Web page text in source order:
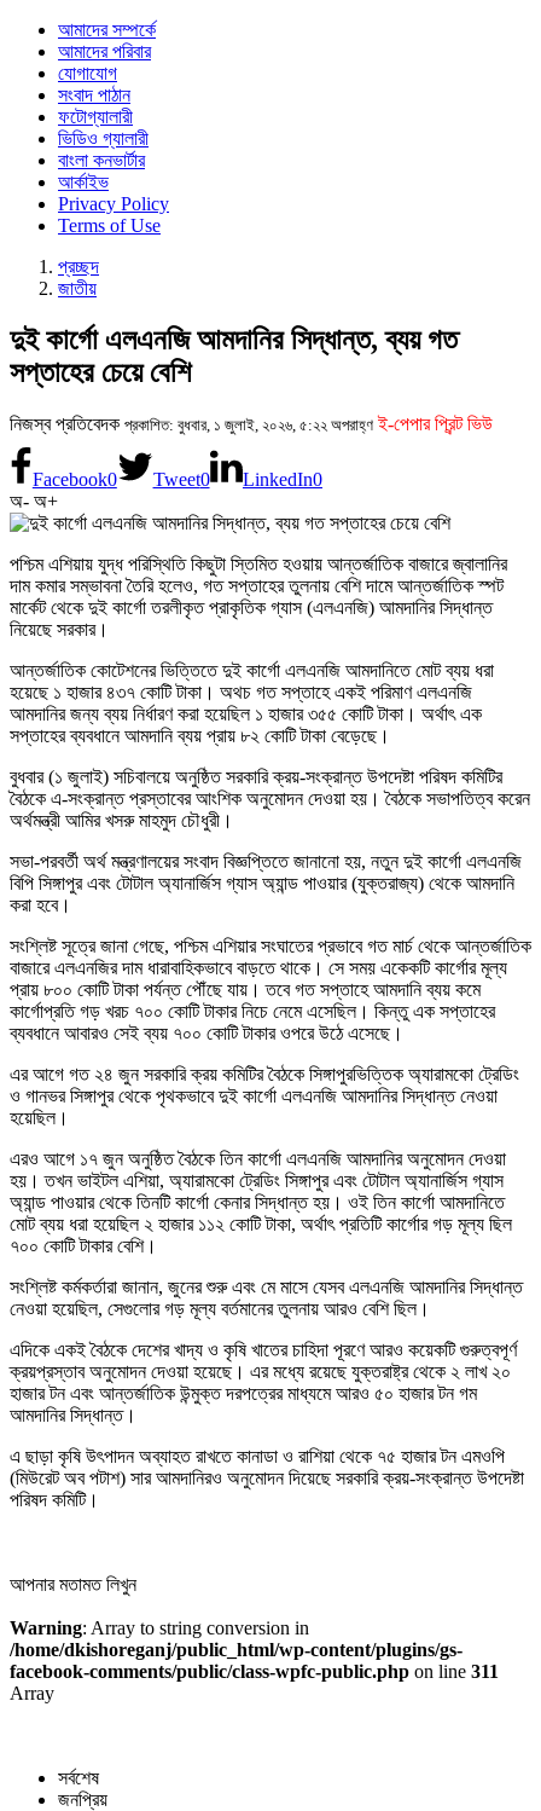
আমাদের সম্পর্কে
আমাদের পরিবার
যোগাযোগ
সংবাদ পাঠান
ফটোগ্যালারী
ভিডিও গ্যালারী
বাংলা কনভার্টার
আর্কাইভ
Privacy Policy
Terms of Use
প্রচ্ছদ
জাতীয়
দুই কার্গো এলএনজি আমদানির সিদ্ধান্ত, ব্যয় গত
সপ্তাহের চেয়ে বেশি
নিজস্ব প্রতিবেদক প্রকাশিত: বুধবার, ১ জুলাই, ২০২৬, ৫:২২ অপরাহ্ণ ই-পেপার প্রিন্ট ভিউ
Facebook0 Tweet0 LinkedIn0
অ- অ+
পশ্চিম এশিয়ায় যুদ্ধ পরিস্থিতি কিছুটা স্তিমিত হওয়ায় আন্তর্জাতিক বাজারে জ্বালানির
দাম কমার সম্ভাবনা তৈরি হলেও, গত সপ্তাহের তুলনায় বেশি দামে আন্তর্জাতিক স্পট
মার্কেট থেকে দুই কার্গো তরলীকৃত প্রাকৃতিক গ্যাস (এলএনজি) আমদানির সিদ্ধান্ত
নিয়েছে সরকার।
আন্তর্জাতিক কোটেশনের ভিত্তিতে দুই কার্গো এলএনজি আমদানিতে মোট ব্যয় ধরা
হয়েছে ১ হাজার ৪৩৭ কোটি টাকা। অথচ গত সপ্তাহে একই পরিমাণ এলএনজি
আমদানির জন্য ব্যয় নির্ধারণ করা হয়েছিল ১ হাজার ৩৫৫ কোটি টাকা। অর্থাৎ এক
সপ্তাহের ব্যবধানে আমদানি ব্যয় প্রায় ৮২ কোটি টাকা বেড়েছে।
বুধবার (১ জুলাই) সচিবালয়ে অনুষ্ঠিত সরকারি ক্রয়-সংক্রান্ত উপদেষ্টা পরিষদ কমিটির
বৈঠকে এ-সংক্রান্ত প্রস্তাবের আংশিক অনুমোদন দেওয়া হয়। বৈঠকে সভাপতিত্ব করেন
অর্থমন্ত্রী আমির খসরু মাহমুদ চৌধুরী।
সভা-পরবর্তী অর্থ মন্ত্রণালয়ের সংবাদ বিজ্ঞপ্তিতে জানানো হয়, নতুন দুই কার্গো এলএনজি
বিপি সিঙ্গাপুর এবং টোটাল অ্যানার্জিস গ্যাস অ্যান্ড পাওয়ার (যুক্তরাজ্য) থেকে আমদানি
করা হবে।
সংশ্লিষ্ট সূত্রে জানা গেছে, পশ্চিম এশিয়ার সংঘাতের প্রভাবে গত মার্চ থেকে আন্তর্জাতিক
বাজারে এলএনজির দাম ধারাবাহিকভাবে বাড়তে থাকে। সে সময় একেকটি কার্গোর মূল্য
প্রায় ৮০০ কোটি টাকা পর্যন্ত পৌঁছে যায়। তবে গত সপ্তাহে আমদানি ব্যয় কমে
কার্গোপ্রতি গড় খরচ ৭০০ কোটি টাকার নিচে নেমে এসেছিল। কিন্তু এক সপ্তাহের
ব্যবধানে আবারও সেই ব্যয় ৭০০ কোটি টাকার ওপরে উঠে এসেছে।
এর আগে গত ২৪ জুন সরকারি ক্রয় কমিটির বৈঠকে সিঙ্গাপুরভিত্তিক অ্যারামকো ট্রেডিং
ও গানভর সিঙ্গাপুর থেকে পৃথকভাবে দুই কার্গো এলএনজি আমদানির সিদ্ধান্ত নেওয়া
হয়েছিল।
এরও আগে ১৭ জুন অনুষ্ঠিত বৈঠকে তিন কার্গো এলএনজি আমদানির অনুমোদন দেওয়া
হয়। তখন ভাইটল এশিয়া, অ্যারামকো ট্রেডিং সিঙ্গাপুর এবং টোটাল অ্যানার্জিস গ্যাস
অ্যান্ড পাওয়ার থেকে তিনটি কার্গো কেনার সিদ্ধান্ত হয়। ওই তিন কার্গো আমদানিতে
মোট ব্যয় ধরা হয়েছিল ২ হাজার ১১২ কোটি টাকা, অর্থাৎ প্রতিটি কার্গোর গড় মূল্য ছিল
৭০০ কোটি টাকার বেশি।
সংশ্লিষ্ট কর্মকর্তারা জানান, জুনের শুরু এবং মে মাসে যেসব এলএনজি আমদানির সিদ্ধান্ত
নেওয়া হয়েছিল, সেগুলোর গড় মূল্য বর্তমানের তুলনায় আরও বেশি ছিল।
এদিকে একই বৈঠকে দেশের খাদ্য ও কৃষি খাতের চাহিদা পূরণে আরও কয়েকটি গুরুত্বপূর্ণ
ক্রয়প্রস্তাব অনুমোদন দেওয়া হয়েছে। এর মধ্যে রয়েছে যুক্তরাষ্ট্র থেকে ২ লাখ ২০
হাজার টন এবং আন্তর্জাতিক উন্মুক্ত দরপত্রের মাধ্যমে আরও ৫০ হাজার টন গম
আমদানির সিদ্ধান্ত।
এ ছাড়া কৃষি উৎপাদন অব্যাহত রাখতে কানাডা ও রাশিয়া থেকে ৭৫ হাজার টন এমওপি
(মিউরেট অব পটাশ) সার আমদানিরও অনুমোদন দিয়েছে সরকারি ক্রয়-সংক্রান্ত উপদেষ্টা
পরিষদ কমিটি।
আপনার মতামত লিখুন
Warning: Array to string conversion in
/home/dkishoreganj/public_html/wp-content/plugins/gs-
facebook-comments/public/class-wpfc-public.php on line 311
Array
সর্বশেষ
জনপ্রিয়